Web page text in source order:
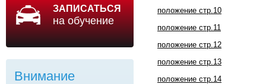
положение стр.10
положение стр.11
положение стр.12
положение стр.13
положение стр.14
ЗАПИСАТЬСЯ
на обучение
Внимание